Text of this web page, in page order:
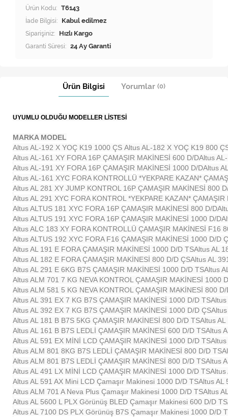
Ürün Kodu: T6143
İade Bilgisi:
Siparişiniz: Hızlı Kargo
Garanti Süresi: 24 Ay Garanti
Ürün Bilgisi Yorumlar (0)
UYUMLU OLDUĞU MODELLER LİSTESİ
MARKA MODEL
Altus AL-192 X YOÇ K19 1000 ÇS Altus AL-182 X YOÇ K19 800
Altus AL-161 XY FORA 16P ÇAMAŞIR MAKİNESİ 600 D/DAltus
Altus AL-191 XY FORA 16P ÇAMAŞIR MAKİNESİ 1000 D/DAltus
Altus AL-161 XYC FORA KONTROLLÜ *YEKPARE KAZAN*
Altus AL 281 XY JUMP KONTROL 16P ÇAMAŞIR MAKİNESİ 800
AltusAL 291 XYC FORA KONTROL *YEKPARE KAZAN*
Altus ALTUS 181 XYC FORA 16P ÇAMAŞIR MAKİNESİ 800 D/D
Altus ALTUS 191 XYC FORA 16P ÇAMAŞIR MAKİNESİ 1000 D/D
Altus ALC 183 XY FORA KONTROLLÜ ÇAMAŞIR MAKİNESİ F16
Altus ALTUS 192 XYC FORA F16 ÇAMAŞIR MAKİNESİ 1000 D/D
Altus AL 191 E FORA ÇAMAŞIR MAKİNESİ 1000 D/D TSAltus AL
Altus AL 182 E FORA ÇAMAŞIR MAKİNESİ 800 D/D ÇSAltus AL
Altus AL 291 E 6KG B7S ÇAMAŞIR MAKİNESİ 1000 D/D TSAltus
Altus ALM 701 7 KG NEVA KONTROL ÇAMAŞIR MAKİNESİ 1000
Altus ALM 581 5 KG NEVA KONTROL ÇAMAŞIR MAKİNESİ 800
Altus AL 391 EX 7 KG B7S ÇAMAŞIR MAKİNESİ 1000 D/D TSAltus
Altus AL 392 EX 7 KG B7S ÇAMAŞIR MAKİNESİ 1000 D/D ÇS
Altus AL 181 B B7S 5KG ÇAMAŞIR MAKİNESİ 800 D/D TSAltus
Altus AL 161 B B7S LEDLİ ÇAMAŞIR MAKİNESİ 600 D/D TSAltus
Altus AL 591 EX MİNİ LCD ÇAMAŞIR MAKİNESİ 1000 D/D TSAltus
Altus ALM 801 8KG B7S LEDLİ ÇAMAŞIR MAKİNESİ 800 D/D TS
Altus ALM 801 B7S LEDLİ ÇAMAŞIR MAKİNESİ 800 D/D TSAltus
Altus AL 491 LX MİNİ LCD ÇAMAŞIR MAKİNESİ 1000 D/D TSAltus
Altus AL 591 AX Mini LCD Çamaşır Makinesi 1000 D/D TSAltus AL
Altus ALM 701 A Neva Plus Çamaşır Makinesi 1000 D/D TSAltus
Altus AL 5600 L PLX Görünüş BLED Çamaşır Makinesi 600 D/D TS
Altus AL 7100 DS PLX Görünüş B7S Çamaşır Makinesi 1000 D/D